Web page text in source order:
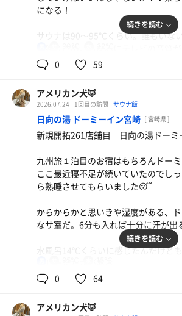
水
になる！
サウナは90〜95℃くらい。誰もいな
で映画館みたいでした。
水風呂は温度計がないのでわからない
な。かなりぬるいのでじっくり浸かる
休憩は室内のプラ椅子で。景色を見な
続きを読む
0 59
アメリカン犬🦊
2026.07.24 1回目の訪問 サウナ飯
日向の湯 ドーミーイン宮崎 [ 宮崎県 ]
新規開拓261店舗目 日向の湯ドーミ
九州旅１泊目のお宿はもちろんドーミ
ここ最近寝不足が続いていたのでし
ら熟睡させてもらいました😴
からからかと思いきや湿度がある、
なサ室だ。6分も入れば十分に汗が出
水風呂14℃くらいに感じたんだけど
ッドマンがある。BGMや風鈴の音を
続きを読む
0 64
アメリカン犬🦊